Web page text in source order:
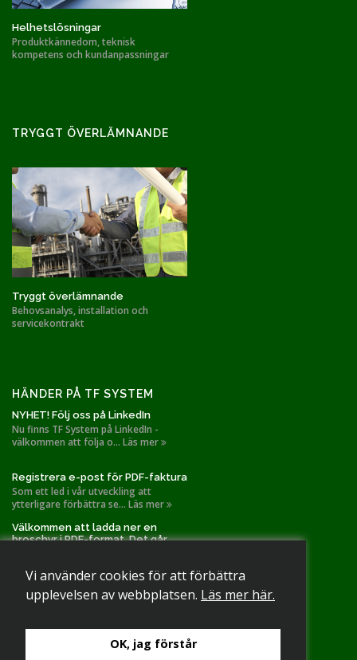
Vi använder cookies för att förbättra
upplevelsen av webbplatsen. Läs mer här.
OK, jag förstår
Helhetslösningar
Produktkännedom, teknisk
kompetens och kundanpassningar
TRYGGT ÖVERLÄMNANDE
Tryggt överlämnande
Behovsanalys, installation och
servicekontrakt
HÄNDER PÅ TF SYSTEM
NYHET! Följ oss på LinkedIn
Nu finns TF System på LinkedIn -
välkommen att följa o... Läs mer
Registrera e-post för PDF-faktura
Som ett led i vår utveckling att
ytterligare förbättra se... Läs mer
Välkommen att ladda ner en
broschyr i PDF-format. Det går
spånutsug och filtr... Läs mer